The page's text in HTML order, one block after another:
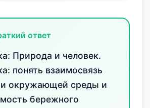
ответ
Природа и человек.
понять взаимосвязь
и окружающей среды и
бережного